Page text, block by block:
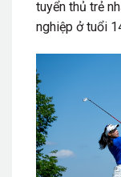
tuyển thủ trẻ
nghiệp ở tuổi